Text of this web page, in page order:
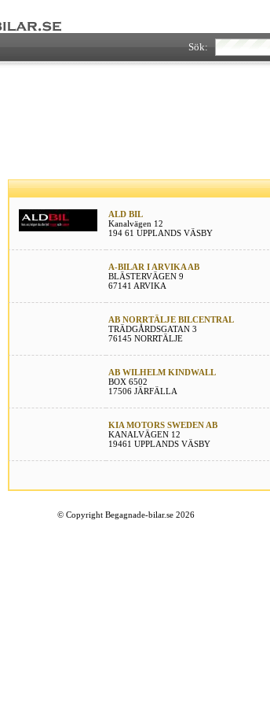
Sök:
ALD BIL
Kanalvägen 12
194 61 UPPLANDS VÄSBY
A-BILAR I ARVIKA AB
BLÄSTERVÄGEN 9
67141 ARVIKA
AB NORRTÄLJE BILCENTRAL
TRÄDGÅRDSGATAN 3
76145 NORRTÄLJE
AB WILHELM KINDWALL
BOX 6502
17506 JÄRFÄLLA
KIA MOTORS SWEDEN AB
KANALVÄGEN 12
19461 UPPLANDS VÄSBY
©Copyright Begagnade-bilar.se 2026